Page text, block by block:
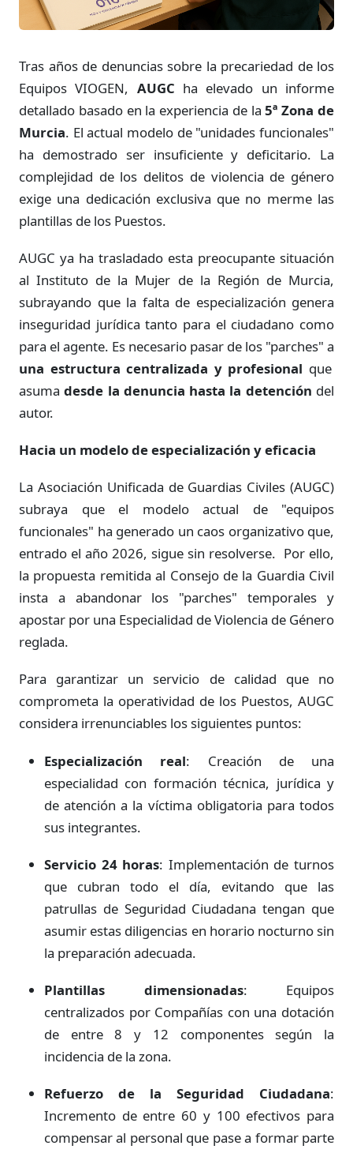
Tras años de denuncias sobre la precariedad de los
Equipos VIOGEN, AUGC ha elevado un informe
detallado basado en la experiencia de la5ª Zona de
Murcia. El actual modelo de "unidades funcionales"
ha demostrado ser insuficiente y deficitario. La
complejidad de los delitos de violencia de género
exige una dedicación exclusiva que no merme las
plantillas de los Puestos.
AUGC ya ha trasladado esta preocupante situación
al Instituto de la Mujer de la Región de Murcia,
subrayando que la falta de especialización genera
inseguridad jurídica tanto para el ciudadano como
para el agente. Es necesario pasar de los "parches" a
una estructura centralizada y profesional que
asumadesde la denuncia hasta la detención del
autor.
Hacia un modelo de especialización y eficacia
La Asociación Unificada de Guardias Civiles (AUGC)
subraya que el modelo actual de "equipos
funcionales" ha generado un caos organizativo que,
entrado el año 2026, sigue sin resolverse. Por ello,
la propuesta remitida al Consejo de la Guardia Civil
insta a abandonar los "parches" temporales y
apostar por una Especialidad de Violencia de Género
reglada.
Para garantizar un servicio de calidad que no
comprometa la operatividad de los Puestos, AUGC
considera irrenunciables los siguientes puntos:
Especialización real: Creación de una
especialidad con formación técnica, jurídica y
de atención a la víctima obligatoria para todos
sus integrantes.
Servicio 24 horas: Implementación de turnos
que cubran todo el día, evitando que las
patrullas de Seguridad Ciudadana tengan que
asumir estas diligencias en horario nocturno sin
la preparación adecuada.
Plantillas dimensionadas: Equipos
centralizados por Compañías con una dotación
de entre 8 y 12 componentes según la
incidencia de la zona.
Refuerzo de la Seguridad Ciudadana:
Incremento de entre 60 y 100 efectivos para
compensar al personal que pase a formar parte